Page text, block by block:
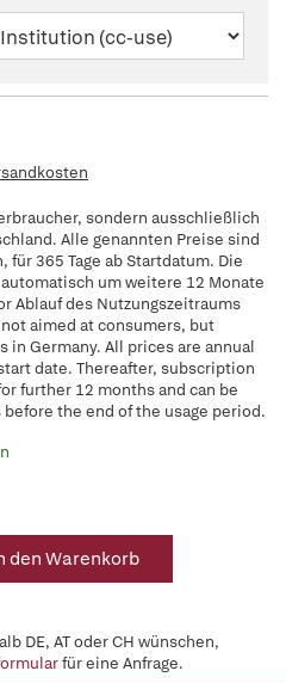
sondern ausschließlich
Alle genannten Preise sind
365 Tage ab Startdatum. Die
um weitere 12 Monate
Ablauf des Nutzungszeitraums
aimed at consumers, but
Germany. All prices are annual
date. Thereafter, subscription
further 12 months and can be
the end of the usage period.
den Warenkorb
DE, AT oder CH wünschen,
für eine Anfrage.